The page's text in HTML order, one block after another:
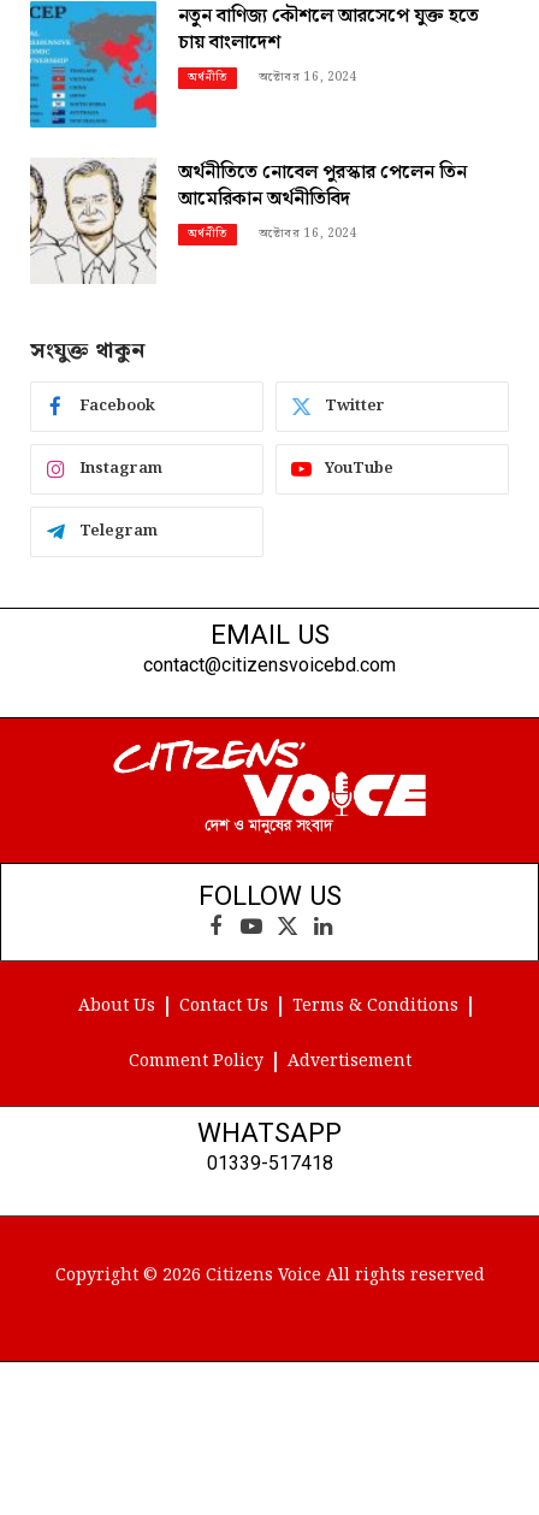
নতুন বাণিজ্য কৌশলে আরসেপে যুক্ত হতে
চায় বাংলাদেশ
অর্থনীতি অক্টোবর 16, 2024
অর্থনীতিতে নোবেল পুরস্কার পেলেন তিন
আমেরিকান অর্থনীতিবিদ
অর্থনীতি অক্টোবর 16, 2024
সংযুক্ত থাকুন
Facebook Twitter
Instagram YouTube
Telegram
EMAIL US
contact@citizensvoicebd.com
FOLLOW US
Facebook
YouTube
X
(Twitter)
LinkedIn
About Us Contact Us Terms & Conditions
Comment Policy Advertisement
WHATSAPP
01339-517418
Copyright © 2026 Citizens Voice All rights reserved